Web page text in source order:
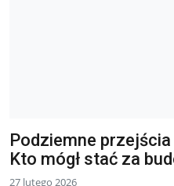
Podziemne
Kto mógł stać za
27 lutego 2026